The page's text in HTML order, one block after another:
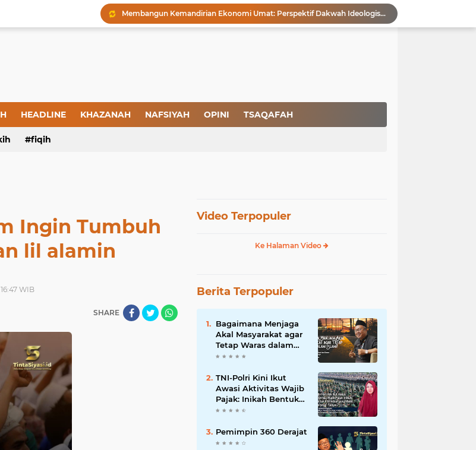
Membangun Kemandirian Ekonomi Umat: Perspektif Dakwah Ideologis–Sufistik dalam Menghadapi Melemahnya Rupiah dan Krisis Ekonomi
Pencegahan HIV dalam Perspektif Islam: Solusi Menyentuh Akar Permasalahan
Kepatuhan atau Pemaksaan Pajak
"Londo Ireng", Saat Hasan Nasbi Membahayakan Presiden
HEADLINE KHAZANAH NAFSIYAH OPINI TSAQAFAH
fiqih
Ingin Tumbuh
lil alamin
WIB
SHARE
Video Terpopuler
Ke Halaman Video
Berita Terpopuler
Bagaimana Menjaga
Akal Masyarakat agar
Tetap Waras dalam
Islam?
TNI-Polri Kini Ikut
Awasi Aktivitas Wajib
Pajak: Inikah Bentuk
Intimidasi yang Makin
Pemimpin 360 Derajat